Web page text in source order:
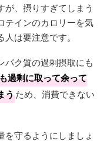
、摂りすぎてしまう
テインのカロリーを気
は要注意です。
パク質の過剰摂取にも
過剰に取って余って
うため、消費できない
守るようにしましょ